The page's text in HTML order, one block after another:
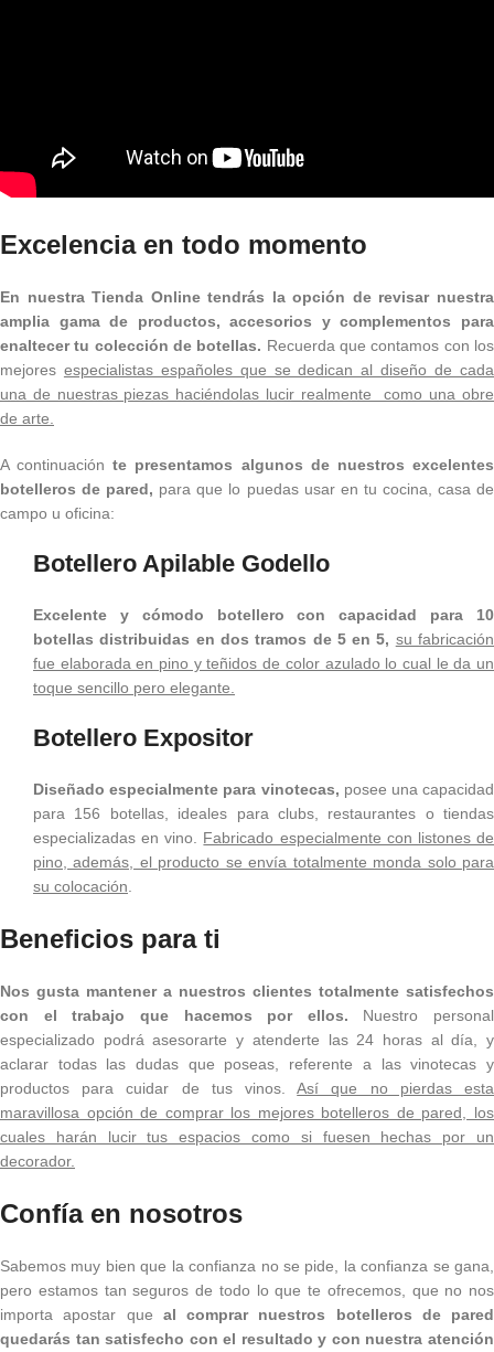
Excelencia en todo momento
En nuestra Tienda Online tendrás la opción de revisar nuestra
amplia gama de productos, accesorios y complementos para
enaltecer tu colección de botellas. Recuerda que contamos con los
mejores especialistas españoles que se dedican al diseño de cada
una de nuestras piezas haciéndolas lucir realmente como una obre
de arte.
A continuaciónte presentamos algunos de nuestros excelentes
botelleros de pared, para que lo puedas usar en tu cocina, casa de
campo u oficina:
Botellero Apilable Godello
Excelente y cómodo botellero con capacidad para 10
botellas distribuidas en dos tramos de 5 en 5, su fabricación
fue elaborada en pino y teñidos de color azulado lo cual le da un
toque sencillo pero elegante.
Botellero Expositor
Diseñado especialmente para vinotecas, posee una capacidad
para 156 botellas, ideales para clubs, restaurantes o tiendas
especializadas en vino. Fabricado especialmente con listones de
pino, además, el producto se envía totalmente monda solo para
su colocación
Beneficios para ti
Nos gusta mantener a nuestros clientes totalmente satisfechos
con el trabajo que hacemos por ellos. Nuestro personal
especializado podrá asesorarte y atenderte las 24 horas al día, y
aclarar todas las dudas que poseas, referente a las vinotecas y
productos para cuidar de tus vinos.Así que no pierdas esta
maravillosa opción de comprar los mejores botelleros de pared, los
cuales harán lucir tus espacios como si fuesen hechas por un
decorador.
Confía en nosotros
Sabemos muy bien que la confianza no se pide, la confianza se gana,
pero estamos tan seguros de todo lo que te ofrecemos, que no nos
importa apostar que al comprar nuestros botelleros de pared
quedarás tan satisfecho con el resultado y con nuestra atención